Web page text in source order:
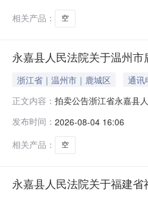
相关产品：
空
永嘉县人民法院关于温州
浙江省｜温州市｜鹿城区 通讯
正文内容： 拍卖公告浙江省永嘉县
墨斗小区9幢404室的不
发布时间： 2026-08-04 16:06
相关产品：
空
永嘉县人民法院关于福建